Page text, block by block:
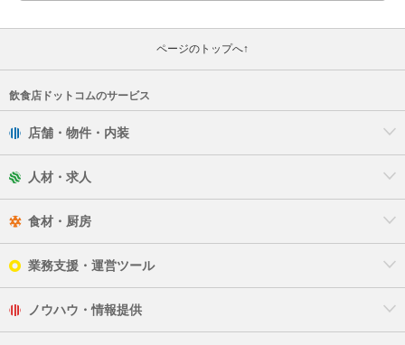
ページのトップへ↑
飲食店ドットコムのサービス
店舗・物件・内装
人材・求人
食材・厨房
業務支援・運営ツール
ノウハウ・情報提供